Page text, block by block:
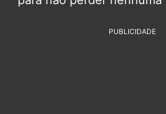
PUBLICIDADE